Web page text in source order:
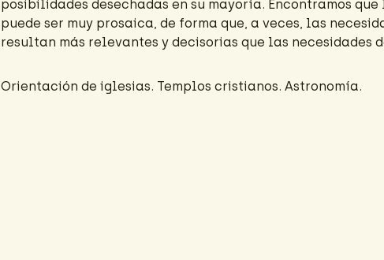
posibilidades desechadas en su mayoría. Encontramos
puede ser muy prosaica, de forma que, a veces, las
resultan más relevantes y decisorias que las necesidades
Orientación de iglesias. Templos cristianos. Astronomía.